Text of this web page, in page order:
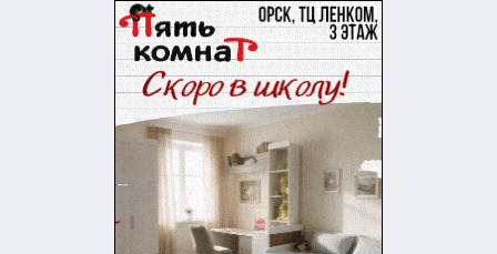
+7 (909) 613-30-99